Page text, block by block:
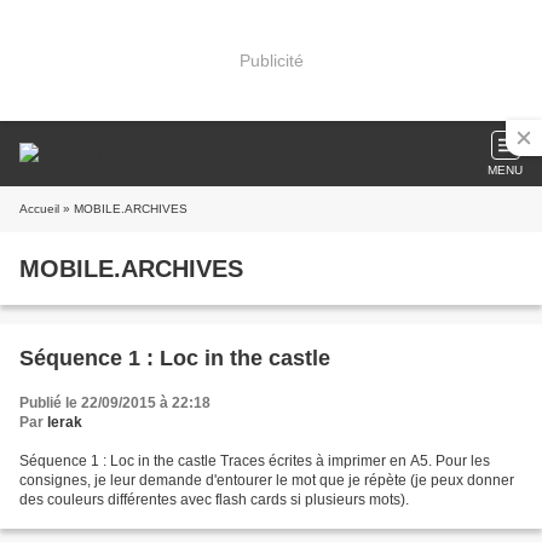
Publicité
MENU
Accueil » MOBILE.ARCHIVES
MOBILE.ARCHIVES
Séquence 1 : Loc in the castle
Publié le 22/09/2015 à 22:18
Par lerak
Séquence 1 : Loc in the castle Traces écrites à imprimer en A5. Pour les
consignes, je leur demande d'entourer le mot que je répète (je peux donner
des couleurs différentes avec flash cards si plusieurs mots).